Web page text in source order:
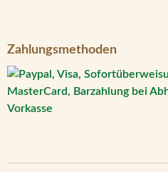
Zahlungsmethoden